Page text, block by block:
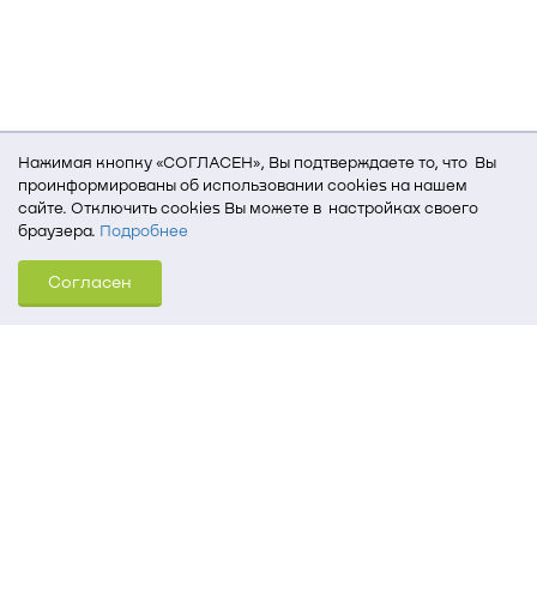
Нажимая кнопку «СОГЛАСЕН», Вы подтверждаете то, что Вы
проинформированы об использовании cookies на нашем
сайте. Отключить cookies Вы можете в настройках своего
браузера. Подробнее
Для того, чтобы мы могли качественно предоставить Вам
услуги, мы используем cookies, которые сохраняются
на Вашем компьютере (Сведения о местоположении; ip-адрес;
Согласен